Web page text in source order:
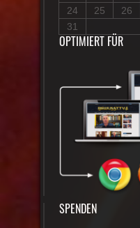
24
25 26
31
OPTIMIERT FÜR
SPENDEN